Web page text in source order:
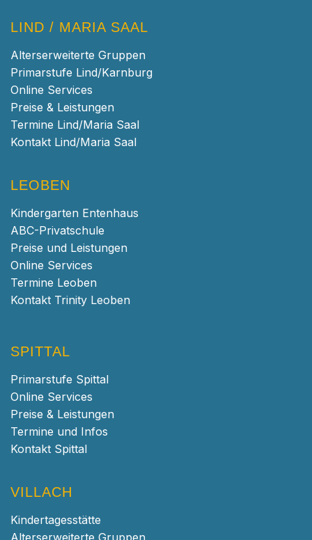
LIND / MARIA SAAL
Alterserweiterte Gruppen
Primarstufe Lind/Karnburg
Online Services
Preise & Leistungen
Termine Lind/Maria Saal
Kontakt Lind/Maria Saal
LEOBEN
Kindergarten Entenhaus
ABC-Privatschule
Preise und Leistungen
Online Services
Termine Leoben
Kontakt Trinity Leoben
SPITTAL
Primarstufe Spittal
Online Services
Preise & Leistungen
Termine und Infos
Kontakt Spittal
VILLACH
Kindertagesstätte
Alterserweiterte Gruppen